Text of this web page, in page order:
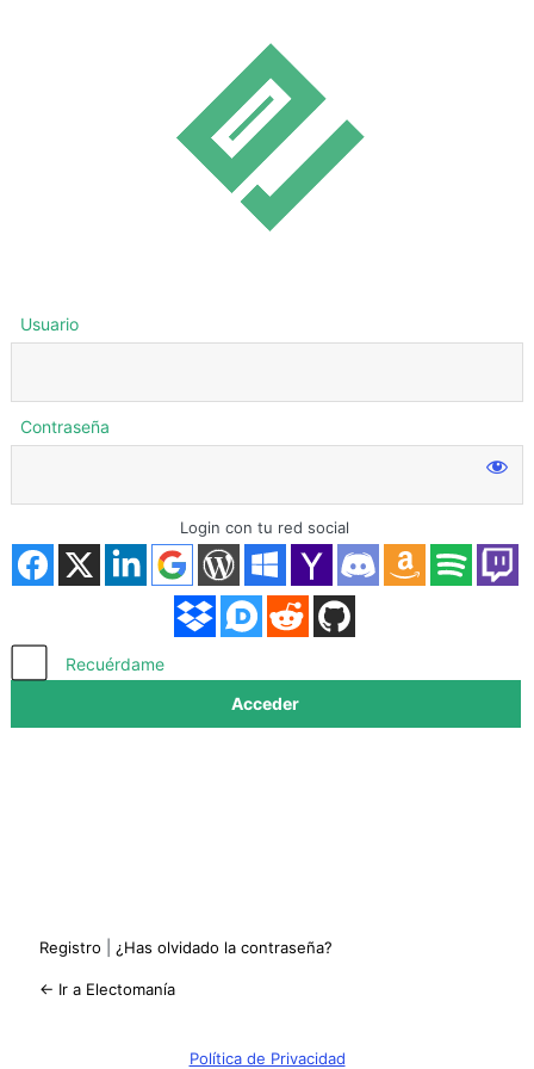
Acceder
Usuario
Contraseña
Login con tu red social
Recuérdame
Registro ¿Has olvidado la contraseña?
← Ir a Electomanía
Política de Privacidad